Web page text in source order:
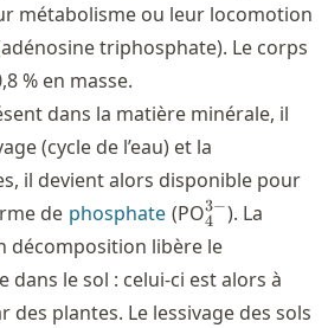
métabolisme ou leur locomotion
triphosphate). Le corps
% en masse.
dans la matière minérale, il
(cycle de l’eau) et la
il devient alors disponible pour
de phosphate (PO_4^{3-}
4
3−). La
décomposition libère le
le sol : celui-ci est alors à
des plantes. Le lessivage des sols